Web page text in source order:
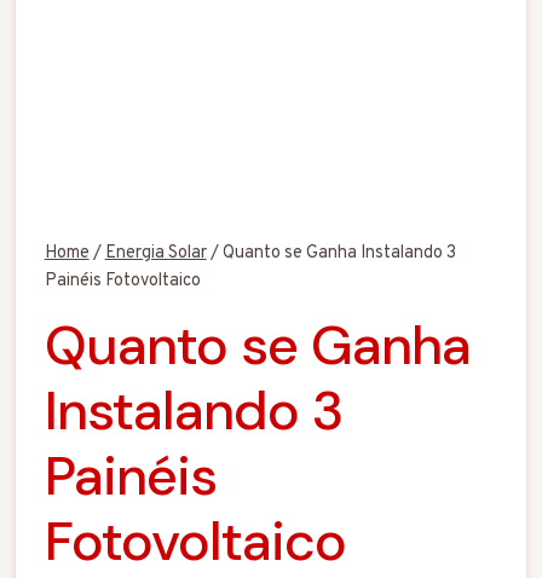
Home/Energia Solar/Quanto se Ganha Instalando 3
Painéis Fotovoltaico
Quanto se Ganha
Instalando 3
Painéis
Fotovoltaico